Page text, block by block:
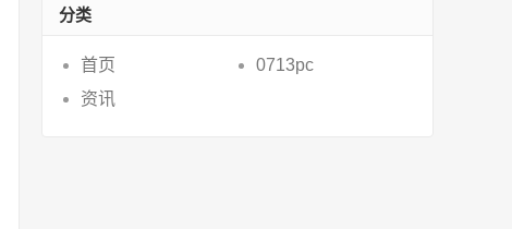
分类
首页
0713pc
资讯